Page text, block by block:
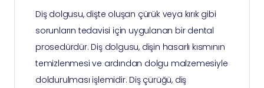
Diş dolgusu, dişte oluşan çürük veya kırık gibi
sorunların tedavisi için uygulanan bir dental
prosedürdür. Diş dolgusu, dişin hasarlı kısmının
temizlenmesi ve ardından dolgu malzemesiyle
doldurulması işlemidir. Diş çürüğü, diş